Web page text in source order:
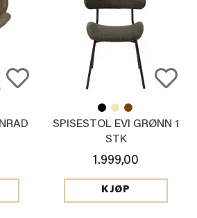
SPISESTOL EVI GRØNN 1
STK
1.999,00
KJØP